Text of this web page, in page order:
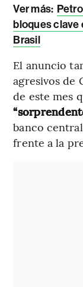
Ver más:
bloques clave
Brasil
El anuncio
agresivos de
de este mes
banco
frente a la